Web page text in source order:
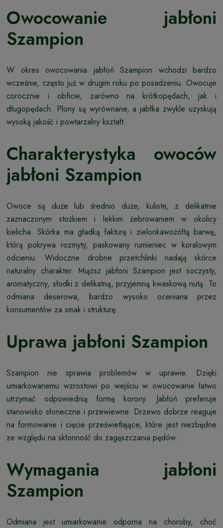
Owocowanie jabłoni
Szampion
W okres owocowania jabłoń Szampion wchodzi bardzo
wcześnie, często już w drugim roku po posadzeniu. Owocuje
corocznie i obficie, zarówno na krótkopędach, jak i
długopędach. Plony są wyrównane, a jabłka zwykle uzyskują
wysoką jakość i powtarzalny kształt.
Charakterystyka owoców
jabłoni Szampion
Owoce są duże lub średnio duże, kuliste, z delikatnie
zaznaczonym stożkiem i lekkim żebrowaniem w okolicy
kielicha. Skórka ma gładką fakturę i zielonkawożółtą barwę,
którą pokrywa rozmyty, paskowany rumieniec w koralowym
odcieniu. Widoczne drobne przetchlinki nadają skórce
naturalny charakter. Miąższ jabłoni Szampion jest soczysty,
aromatyczny, słodki z delikatną, przyjemną kwaskową nutą. To
odmiana deserowa, bardzo wysoko oceniana przez
konsumentów za smak i strukturę.
Uprawa jabłoni Szampion
Szampion nie sprawia problemów w uprawie. Dzięki
umiarkowanemu wzrostowi po wejściu w owocowanie łatwo
utrzymać odpowiednią formę korony. Jabłoń preferuje
stanowisko słoneczne i przewiewne. Drzewo dobrze reaguje
na formowanie i cięcie prześwietlające, które jest niezbędne
ze względu na skłonność do zagęszczania pędów.
Wymagania jabłoni
Szampion
Odmiana jest umiarkowanie odporna na choroby, choć